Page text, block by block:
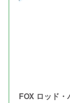
FOX ロッド・